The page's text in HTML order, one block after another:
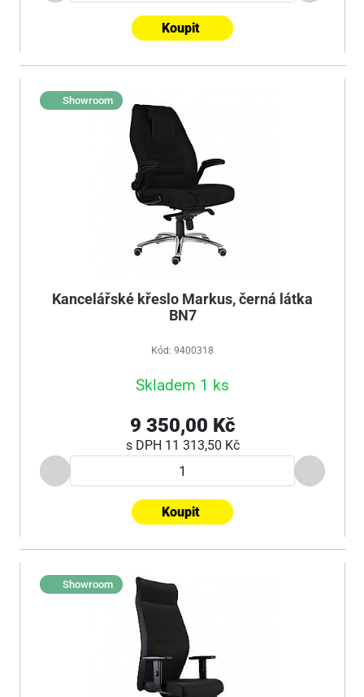
Koupit
Showroom
Kancelářské křeslo Markus, černá látka
BN7
Kód: 9400318
Skladem 1 ks
9 350,00 Kč
s DPH 11 313,50 Kč
Koupit
Showroom